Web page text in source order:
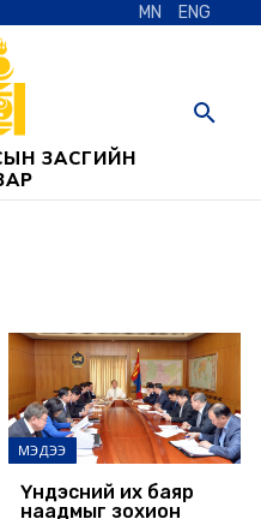
MN ENG
ЗАСГИЙН
МЭДЭЭ
Үндэсний их баяр
наадмыг зохион